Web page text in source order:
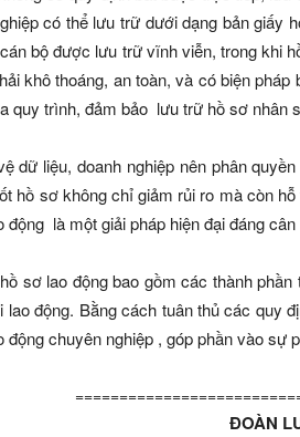
có thể lưu trữ dưới dạng bản giấy
bộ được lưu trữ vĩnh viễn, trong khi
khô thoáng, an toàn, và có biện
quy trình, đảm bảo lưu trữ hồ sơ nhân
dữ liệu, doanh nghiệp nên phân
hồ sơ không chỉ giảm rủi ro mà còn
động là một giải pháp hiện đại đáng cân
sơ lao động bao gồm các thành
lao động. Bằng cách tuân thủ các quy
động chuyên nghiệp , góp phần vào sự
ĐOÀN